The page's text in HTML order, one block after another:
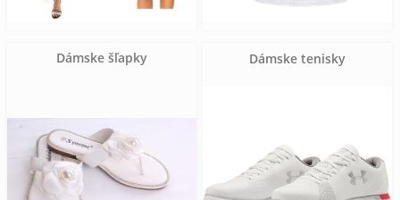
Dámske šľapky Dámske tenisky